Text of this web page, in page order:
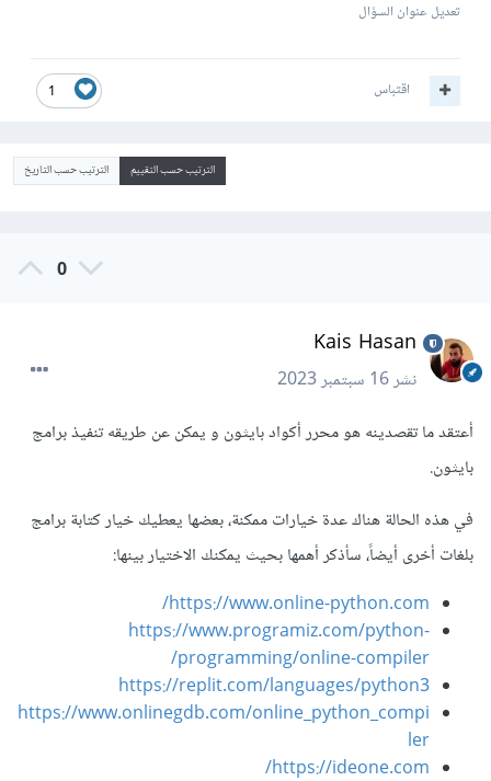
تعديل عنوان السؤال
1 اقتباس
الترتيب حسب التقييم الترتيب حسب التاريخ
0
Kais Hasan
نشر16 سبتمبر 2023
أعتقد ما تقصدينه هو محرر أكواد بايثون و يمكن عن طريقه تنفيذ برامج
بايثون.
في هذه الحالة هناك عدة خيارات ممكنة، بعضها يعطيك خيار كتابة برامج
بلغات أخرى أيضاً، سأذكر أهمها بحيث يمكنك الاختيار بينها:
https://www.online-python.com/
https://www.programiz.com/python-
programming/online-compiler/
https://replit.com/languages/python3
https://www.onlinegdb.com/online_python_compi
ler
https://ideone.com/